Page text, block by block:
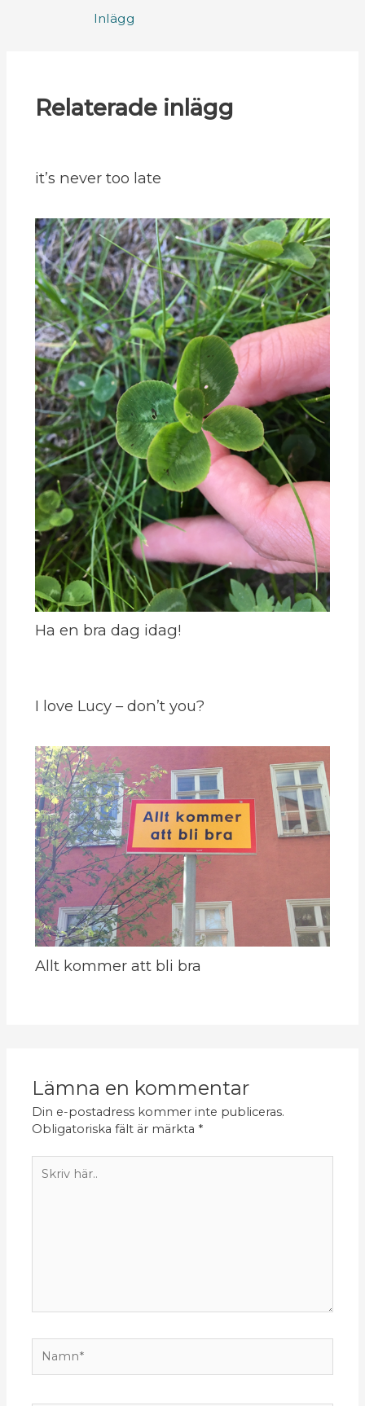
Inlägg
Relaterade inlägg
it’s never too late
Ha en bra dag idag!
I love Lucy – don’t you?
Allt kommer att bli bra
Lämna en kommentar
Din e-postadress kommer inte publiceras.
Obligatoriska fält är märkta *
här..